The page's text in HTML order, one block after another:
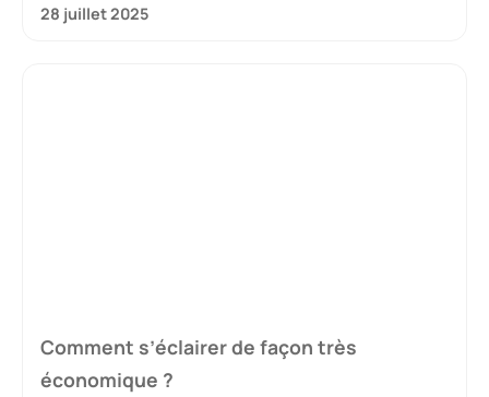
28 juillet 2025
Comment s’éclairer de façon très
économique ?